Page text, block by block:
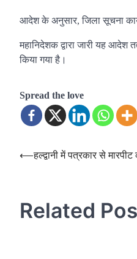
आदेश के अनुसार, जिला सूचना
महानिदेशक द्वारा जारी यह आदेश
किया गया है।
Spread the love
Post
⟵हल्द्वानी में पत्रकार से
Related